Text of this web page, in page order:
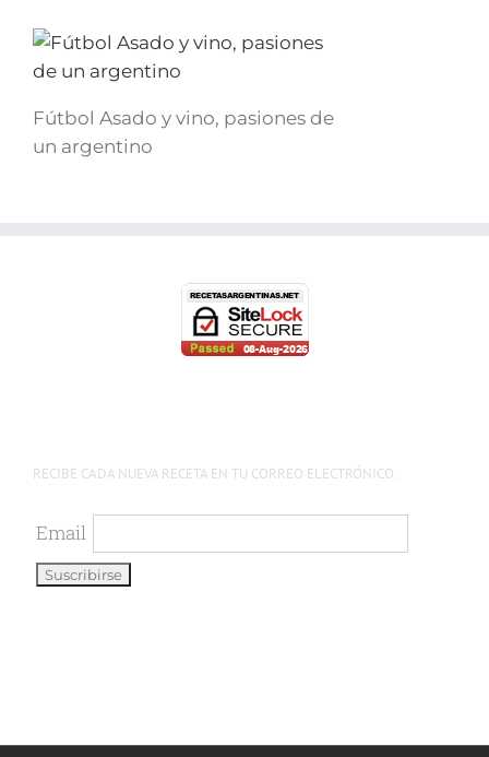
Fútbol Asado y vino, pasiones de
un argentino
RECIBE CADA NUEVA RECETA EN TU CORREO ELECTRÓNICO.
Email